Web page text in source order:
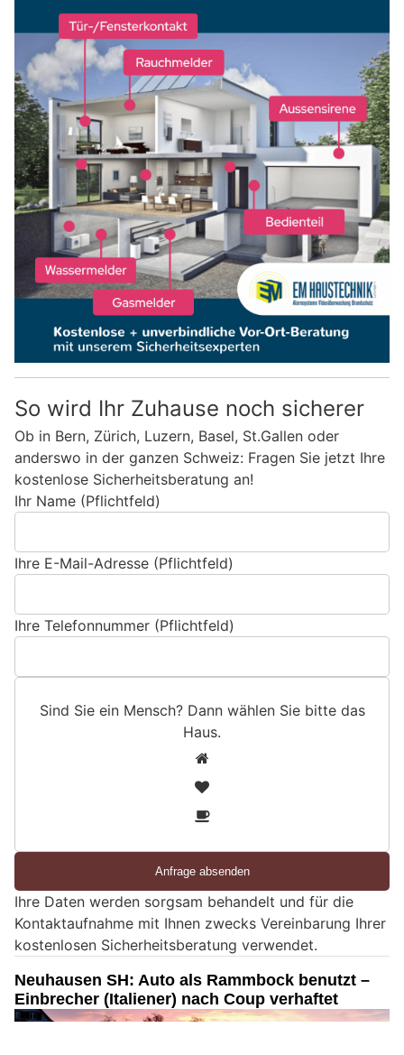
So wird Ihr Zuhause noch sicherer
Ob in Bern, Zürich, Luzern, Basel, St.Gallen oder
anderswo in der ganzen Schweiz: Fragen Sie jetzt Ihre
kostenlose Sicherheitsberatung an!
Ihr Name (Pflichtfeld)
Ihre E-Mail-Adresse (Pflichtfeld)
Ihre Telefonnummer (Pflichtfeld)
Sind Sie ein Mensch? Dann wählen Sie bitte das
Haus.
e
i
n
e
n
Ihre Daten werden sorgsam behandelt und für die
Kontaktaufnahme mit Ihnen zwecks Vereinbarung Ihrer
kostenlosen Sicherheitsberatung verwendet.
Neuhausen SH: Auto als Rammbock benutzt –
Einbrecher (Italiener) nach Coup verhaftet